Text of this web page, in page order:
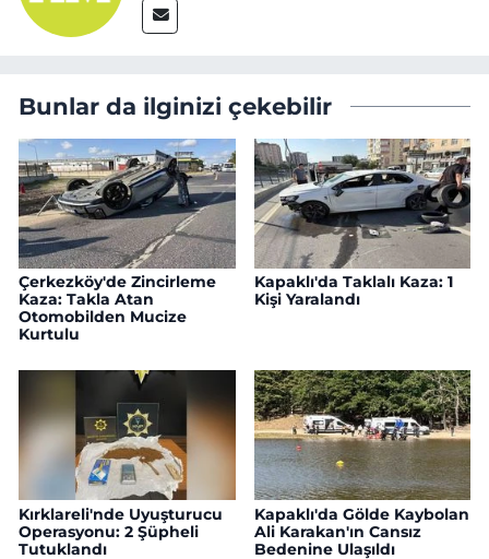
Bunlar da ilginizi çekebilir
Çerkezköy'de Zincirleme
Kaza: Takla Atan
Otomobilden Mucize
Kurtulu
Kapaklı'da Taklalı Kaza: 1
Kişi Yaralandı
Kırklareli'nde Uyuşturucu
Operasyonu: 2 Şüpheli
Tutuklandı
Kapaklı'da Gölde Kaybolan
Ali Karakan'ın Cansız
Bedenine Ulaşıldı